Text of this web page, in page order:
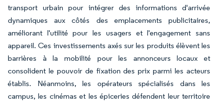
transport urbain pour intégrer des informations d'arrivée
dynamiques aux côtés des emplacements publicitaires,
améliorant l'utilité pour les usagers et l'engagement sans
appareil. Ces investissements axés sur les produits élèvent les
barrières à la mobilité pour les annonceurs locaux et
consolident le pouvoir de fixation des prix parmi les acteurs
établis. Néanmoins, les opérateurs spécialisés dans les
campus, les cinémas et les épiceries défendent leur territoire